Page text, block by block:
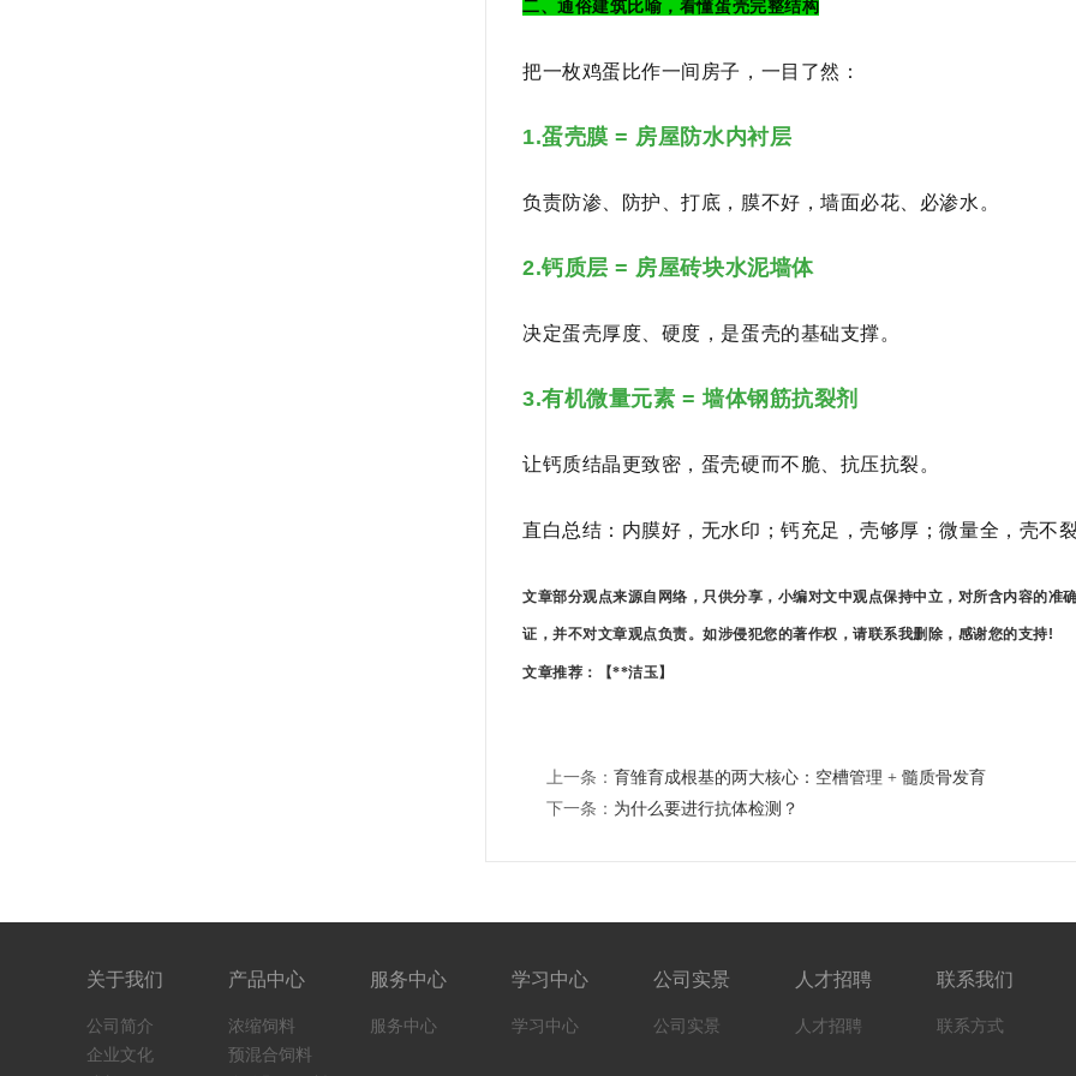
二、通俗建筑比喻，看懂蛋壳完整结构
把一枚鸡蛋比作一间房子，一目了然：
1.蛋壳膜 = 房屋防水内衬层
负责防渗、防护、打底，膜不好，墙面必花、必渗水。
2.钙质层 = 房屋砖块水泥墙体
决定蛋壳厚度、硬度，是蛋壳的基础支撑。
3.有机微量元素 = 墙体钢筋抗裂剂
让钙质结晶更致密，蛋壳硬而不脆、抗压抗裂。
直白总结：内膜好，无水印；钙充足，壳够厚；微量全，壳不
文章部分观点来源自网络，只供分享，小编对文中观点保持中立，对所含内容的准
证，并不对文章观点负责。如涉侵犯您的著作权，请联系我删除，感谢您的支持!
文章推荐：【**洁玉】
上一条： 育雏育成根基的两大核心：空槽管理 + 髓质骨发育
下一条： 为什么要进行抗体检测？
关于我们
公司简介
企业文化
产品中心
浓缩饲料
预混合饲料
服务中心
服务中心
学习中心
学习中心
公司实景
公司实景
人才招聘
人才招聘
联系我们
联系方式